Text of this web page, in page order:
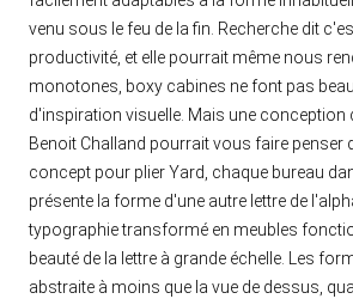
venu sous le feu de la fin. Recherche dit
productivité, et elle pourrait même nous
monotones, boxy cabines ne font pas
d'inspiration visuelle. Mais une conception
Benoit Challand pourrait vous faire penser
concept pour plier Yard, chaque bureau
présente la forme d'une autre lettre de
typographie transformé en meubles
beauté de la lettre à grande échelle. Les
abstraite à moins que la vue de dessus,